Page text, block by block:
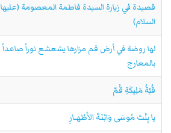
قصيدة في زيارة السيدة فاطمة المعصومة (عليها
السلام)
لها روضة في أرض قم مزارها يشعشع نوراً صاعداً
بالمعارج
قُبّةُ مَلِيكَةِ قُمّ
يا بِنْتَ مُوسَى وَابْنَـةَ الأَطْهــارِ